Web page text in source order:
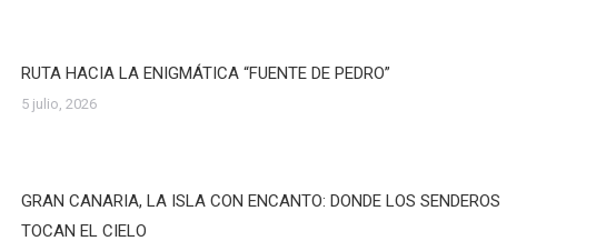
RUTA HACIA LA ENIGMÁTICA “FUENTE DE PEDRO”
5 julio, 2026
GRAN CANARIA, LA ISLA CON ENCANTO: DONDE LOS SENDEROS
TOCAN EL CIELO